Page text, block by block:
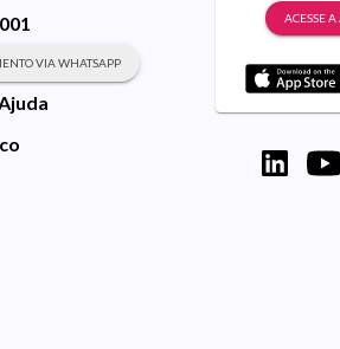
VIA WHATSAPP
ACESSE